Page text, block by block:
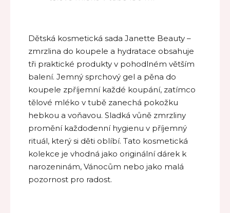
Dětská kosmetická sada Janette Beauty –
zmrzlina do koupele a hydratace obsahuje
tři praktické produkty v pohodlném větším
balení. Jemný sprchový gel a pěna do
koupele zpříjemní každé koupání, zatímco
tělové mléko v tubě zanechá pokožku
hebkou a voňavou. Sladká vůně zmrzliny
promění každodenní hygienu v příjemný
rituál, který si děti oblíbí. Tato kosmetická
kolekce je vhodná jako originální dárek k
narozeninám, Vánocům nebo jako malá
pozornost pro radost.